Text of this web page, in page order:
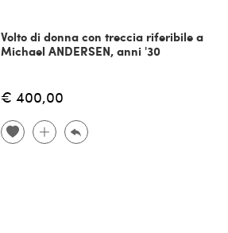
Volto di donna con treccia riferibile a
Michael ANDERSEN, anni '30
€ 400,00